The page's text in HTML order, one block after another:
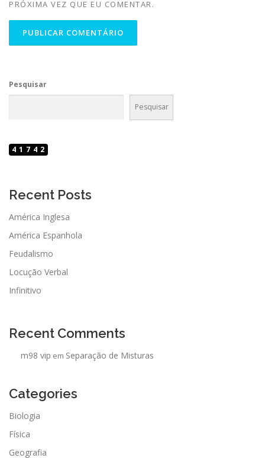
PRÓXIMA VEZ QUE EU COMENTAR.
Pesquisar
Pesquisar
41742
Recent Posts
América Inglesa
América Espanhola
Feudalismo
Locução Verbal
Infinitivo
Recent Comments
m98 vip em Separação de Misturas
Categories
Biologia
Física
Geografia